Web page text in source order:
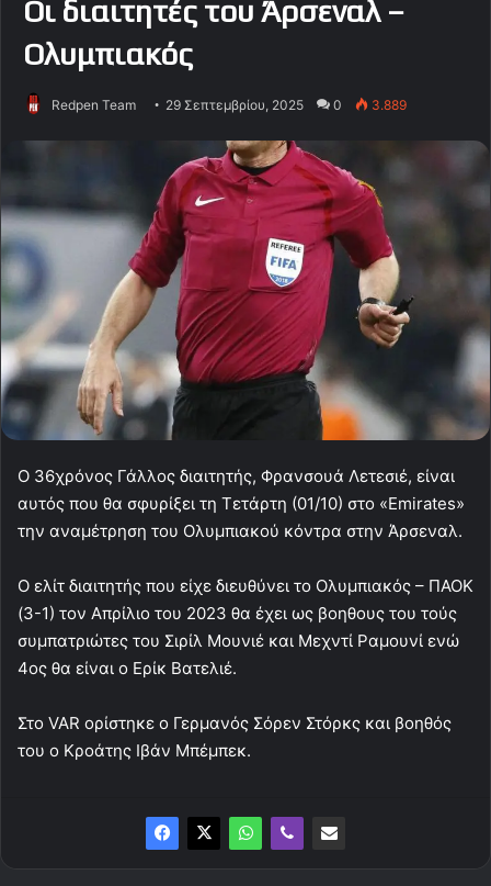
Οι διαιτητές του Άρσεναλ –
Ολυμπιακός
Redpen Team 29 Σεπτεμβρίου, 2025 0 3.889
Ο 36χρόνος Γάλλος διαιτητής, Φρανσουά Λετεσιέ, είναι
αυτός που θα σφυρίξει τη Τετάρτη (01/10) στο «Emirates»
την αναμέτρηση του Ολυμπιακού κόντρα στην Άρσεναλ.
Ο ελίτ διαιτητής που είχε διευθύνει το Ολυμπιακός – ΠΑΟΚ
(3-1) τον Απρίλιο του 2023 θα έχει ως βοηθους του τούς
συμπατριώτες του Σιρίλ Μουνιέ και Μεχντί Ραμουνί ενώ
4ος θα είναι ο Ερίκ Βατελιέ.
Στο VAR ορίστηκε ο Γερμανός Σόρεν Στόρκς και βοηθός
του ο Κροάτης Ιβάν Μπέμπεκ.